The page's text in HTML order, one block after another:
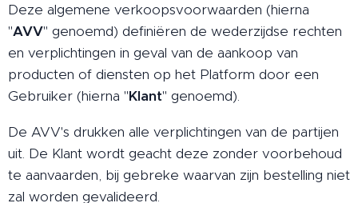
Deze algemene verkoopsvoorwaarden (hierna
"AVV" genoemd) definiëren de wederzijdse rechten
en verplichtingen in geval van de aankoop van
producten of diensten op het Platform door een
Gebruiker (hierna "Klant" genoemd).
De AVV's drukken alle verplichtingen van de partijen
uit. De Klant wordt geacht deze zonder voorbehoud
te aanvaarden, bij gebreke waarvan zijn bestelling niet
zal worden gevalideerd.